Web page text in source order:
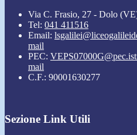
Via C. Frasio, 27 - Dolo
Tel: 041 411516
Email:
mail
PEC:
mail
C.F.: 90001630277
Sezione Link Utili